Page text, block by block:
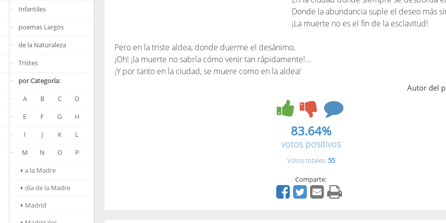
Infantiles
poemas Largos
de la Naturaleza
Tristes
por Categoría:
A
B C
D
E
F G
H
I
J K
L
M
N O
P
a la Madre
día de la Madre
Madrid
Donde la abundancia suple el deseo más
¡La muerte no es el fin de la esclavitud!
Pero en la triste aldea, donde duerme el desánimo,
¡Oh! ¡la muerte no sabría cómo venir tan rápidamente!...
¡Y por tanto en la ciudad, se muere como en la aldea!
Autor del
83.64%
votos positivos
Votos totales: 55
Comparte: